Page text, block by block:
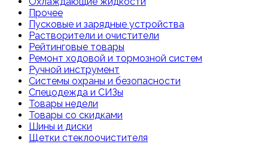
Прочее
Пусковые и зарядные устройства
Растворители и очистители
Рейтинговые товары
Ремонт ходовой и тормозной систем
Ручной инструмент
Системы охраны и безопасности
Спецодежда и СИЗы
Товары недели
Товары со скидками
Шины и диски
Щетки стеклоочистителя